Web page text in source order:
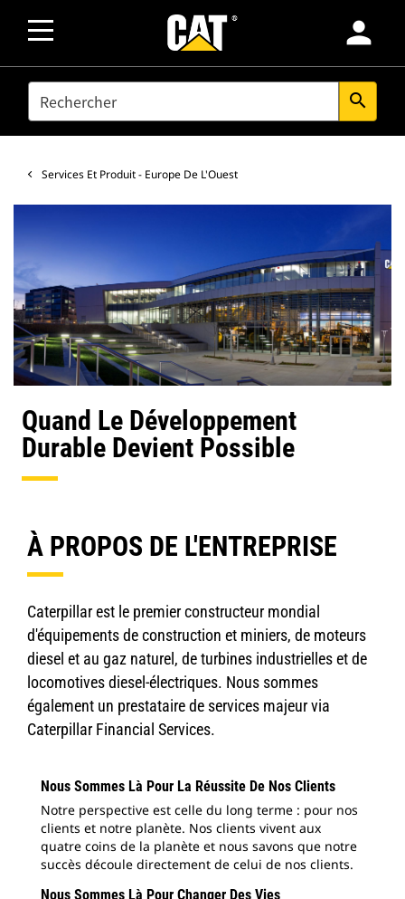
person
SEARCH search
Services Et Produit - Europe De L'Ouest
Quand Le Développement
Durable Devient Possible
À PROPOS DE L'ENTREPRISE
Caterpillar est le premier constructeur mondial
d'équipements de construction et miniers, de moteurs
diesel et au gaz naturel, de turbines industrielles et de
locomotives diesel-électriques. Nous sommes
également un prestataire de services majeur via
Caterpillar Financial Services.
Nous Sommes Là Pour La Réussite De Nos Clients
Notre perspective est celle du long terme : pour nos
clients et notre planète. Nos clients vivent aux
quatre coins de la planète et nous savons que notre
succès découle directement de celui de nos clients.
Nous Sommes Là Pour Changer Des Vies